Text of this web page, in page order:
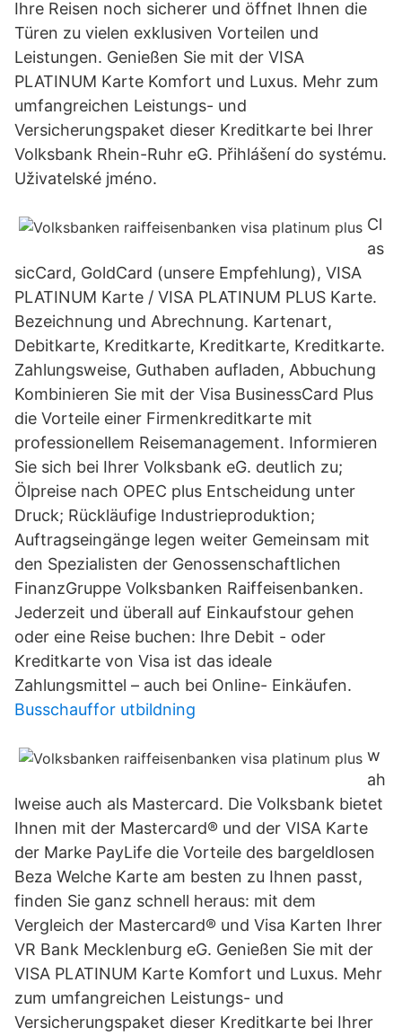
Ihre Reisen noch sicherer und öffnet Ihnen die
Türen zu vielen exklusiven Vorteilen und
Leistungen. Genießen Sie mit der VISA
PLATINUM Karte Komfort und Luxus. Mehr zum
umfangreichen Leistungs- und
Versicherungspaket dieser Kreditkarte bei Ihrer
Volksbank Rhein-Ruhr eG. Přihlášení do systému.
Uživatelské jméno.
Cl
as
sicCard, GoldCard (unsere Empfehlung), VISA
PLATINUM Karte / VISA PLATINUM PLUS Karte.
Bezeichnung und Abrechnung. Kartenart,
Debitkarte, Kreditkarte, Kreditkarte, Kreditkarte.
Zahlungsweise, Guthaben aufladen, Abbuchung
Kombinieren Sie mit der Visa BusinessCard Plus
die Vorteile einer Firmenkreditkarte mit
professionellem Reisemanagement. Informieren
Sie sich bei Ihrer Volksbank eG. deutlich zu;
Ölpreise nach OPEC plus Entscheidung unter
Druck; Rückläufige Industrieproduktion;
Auftragseingänge legen weiter Gemeinsam mit
den Spezialisten der Genossenschaftlichen
FinanzGruppe Volksbanken Raiffeisenbanken.
Jederzeit und überall auf Einkaufstour gehen
oder eine Reise buchen: Ihre Debit - oder
Kreditkarte von Visa ist das ideale
Zahlungsmittel – auch bei Online- Einkäufen.
Busschauffor utbildning
w
ah
lweise auch als Mastercard. Die Volksbank bietet
Ihnen mit der Mastercard® und der VISA Karte
der Marke PayLife die Vorteile des bargeldlosen
Beza Welche Karte am besten zu Ihnen passt,
finden Sie ganz schnell heraus: mit dem
Vergleich der Mastercard® und Visa Karten Ihrer
VR Bank Mecklenburg eG. Genießen Sie mit der
VISA PLATINUM Karte Komfort und Luxus. Mehr
zum umfangreichen Leistungs- und
Versicherungspaket dieser Kreditkarte bei Ihrer